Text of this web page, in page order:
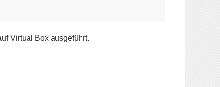
Virtual Box ausgeführt.